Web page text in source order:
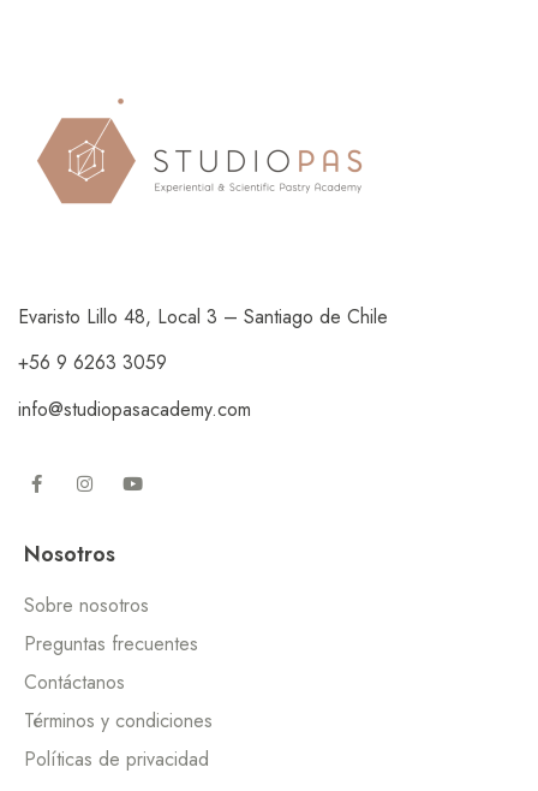
Evaristo Lillo 48, Local 3 – Santiago de Chile
+56 9 6263 3059
info@studiopasacademy.com
Nosotros
Sobre nosotros
Preguntas frecuentes
Contáctanos
Términos y condiciones
Políticas de privacidad